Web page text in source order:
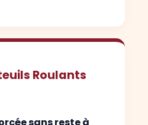
Roulants